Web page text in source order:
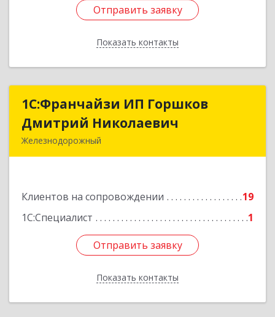
Отправить заявку
Показать контакты
Отправить заявку
Назад
1С:Франчайзи ИП Горшков
Дмитрий Николаевич
Железнодорожный
Клиентов на сопровождении
19
1С:Специалист
1
Отправить заявку
Показать контакты
1С:Франчайзи ИП Горшков
Дмитрий Николаевич
Подробнее
Отправить заявку
Назад